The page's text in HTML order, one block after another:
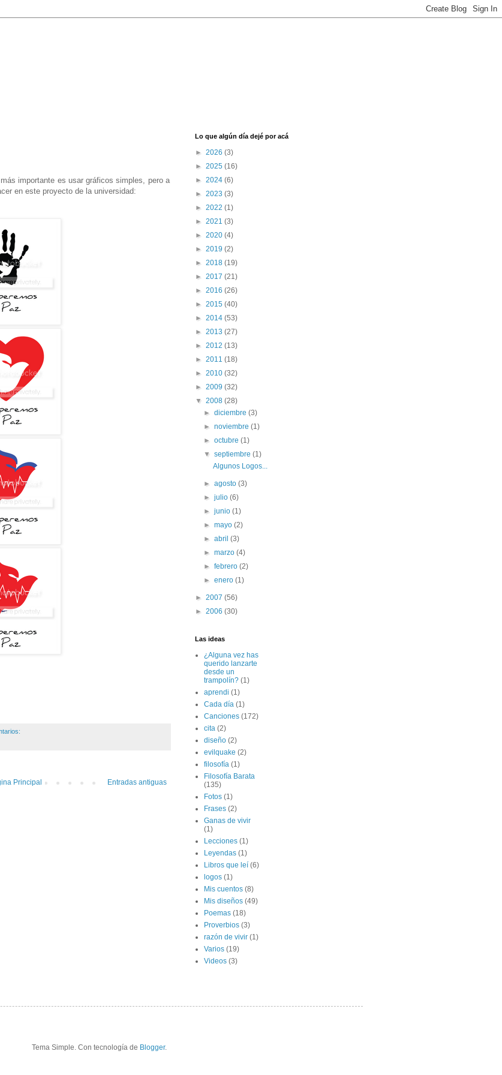
importante es usar gráficos simples, pero a
en este proyecto de la universidad:
Entradas antiguas
Principal
Lo que algún día dejé por acá
► 2026 (3)
► 2025 (16)
► 2024 (6)
► 2023 (3)
► 2022 (1)
► 2021 (3)
► 2020 (4)
► 2019 (2)
► 2018 (19)
► 2017 (21)
► 2016 (26)
► 2015 (40)
► 2014 (53)
► 2013 (27)
► 2012 (13)
► 2011 (18)
► 2010 (32)
► 2009 (32)
▼ 2008 (28)
►diciembre(3)
►noviembre(1)
►octubre(1)
▼septiembre(1)
Algunos Logos...
►agosto(3)
►julio(6)
►junio(1)
►mayo(2)
►abril(3)
►marzo(4)
►febrero(2)
►enero(1)
► 2007 (56)
► 2006 (30)
Las ideas
¿Alguna vez has
querido lanzarte
desde un
trampolín? (1)
aprendi (1)
Cada día (1)
Canciones (172)
cita (2)
diseño (2)
evilquake (2)
filosofía (1)
Filosofía Barata
(135)
Fotos (1)
Frases (2)
Ganas de vivir
(1)
Lecciones (1)
Leyendas (1)
Libros que leí (6)
logos (1)
Mis cuentos (8)
Mis diseños (49)
Poemas (18)
Proverbios (3)
razón de vivir (1)
Varios (19)
Videos (3)
Tema Simple. Con tecnología de Blogger.